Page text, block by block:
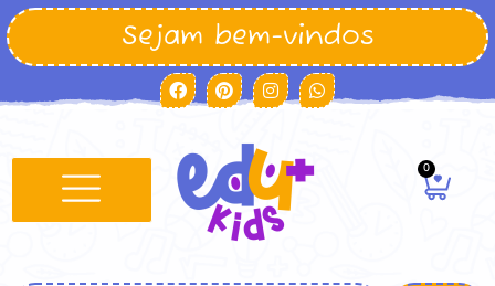
Sejam bem-vindos
0